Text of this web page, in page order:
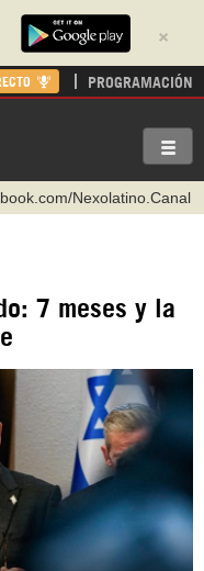
×
PROGRAMACIÓN
Nexolatino.Canal
c/hispantv
hispan_tv
7 meses y la